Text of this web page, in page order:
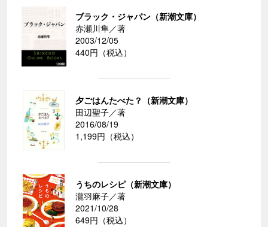
ブラック・ジャパン（新潮文庫）
赤瀬川隼／著
2003/12/05
440円（税込）
夕ごはんたべた？（新潮文庫）
田辺聖子／著
2016/08/19
1,199円（税込）
うちのレシピ（新潮文庫）
瀧羽麻子／著
2021/10/28
649円（税込）